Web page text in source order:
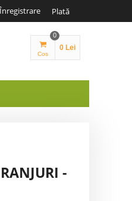
Plată
Cos
0
0 Lei
-